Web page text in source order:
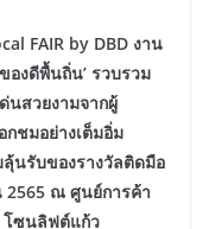
FAIR by DBD งาน
องดีพื้นถิ่น’ รวบรวม
สวยงามจากผู้
กชมอย่างเต็มอิ่ม
นรับของรางวัลติดมือ
2565 ณ ศูนย์การค้า
โซนลิฟต์แก้ว